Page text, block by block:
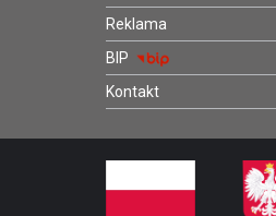
Reklama
BIP
Kontakt